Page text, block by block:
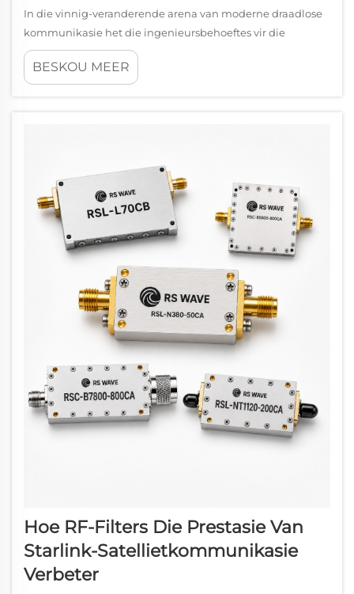
In die vinnig-veranderende arena van moderne draadlose
kommunikasie het die ingenieursbehoeftes vir die
verwerking van hoëfrekwensie-elektromagnetiese seine
ongekende vlakke bereik. Om hierdie tegnologiese
BESKOU MEER
Hoe RF-Filters Die Prestasie Van
Starlink-Satellietkommunikasie
Verbeter